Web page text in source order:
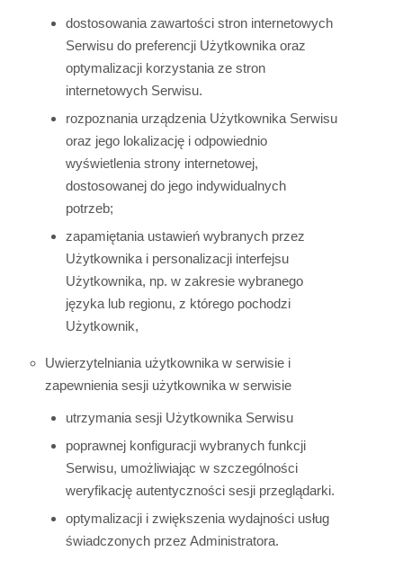
dostosowania zawartości stron internetowych
Serwisu do preferencji Użytkownika oraz
optymalizacji korzystania ze stron
internetowych Serwisu.
rozpoznania urządzenia Użytkownika Serwisu
oraz jego lokalizację i odpowiednio
wyświetlenia strony internetowej,
dostosowanej do jego indywidualnych
potrzeb;
zapamiętania ustawień wybranych przez
Użytkownika i personalizacji interfejsu
Użytkownika, np. w zakresie wybranego
języka lub regionu, z którego pochodzi
Użytkownik,
Uwierzytelniania użytkownika w serwisie i
zapewnienia sesji użytkownika w serwisie
utrzymania sesji Użytkownika Serwisu
poprawnej konfiguracji wybranych funkcji
Serwisu, umożliwiając w szczególności
weryfikację autentyczności sesji przeglądarki.
optymalizacji i zwiększenia wydajności usług
świadczonych przez Administratora.